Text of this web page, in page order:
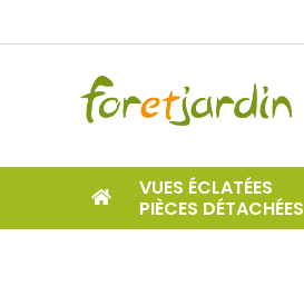
VUES ÉCLATÉES
PIÈCES DÉTACHÉES